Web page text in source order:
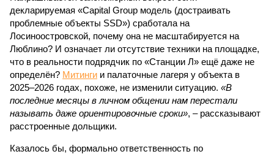
декларируемая «Capital Group модель (достраивать
проблемные объекты SSD») сработала на
Лосиноостровской, почему она не масштабируется на
Люблино? И означает ли отсутствие техники на площадке,
что в реальности подрядчик по «Станции Л» ещё даже не
определён? Митинги и палаточные лагеря у объекта в
2025–2026 годах, похоже, не изменили ситуацию. «В
последние месяцы в личном общении нам перестали
называть даже ориентировочные сроки», – рассказывают
расстроенные дольщики.
Казалось бы, формально ответственность по